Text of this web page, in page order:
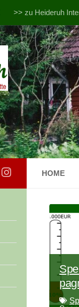
>> zu Heideruh
HOME